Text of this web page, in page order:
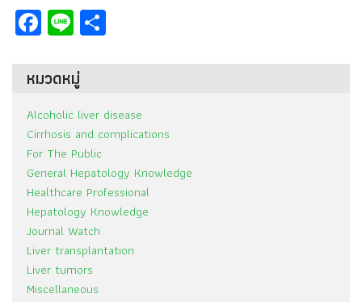
Facebook
Line
หมวดหมู่
Alcoholic liver disease
Cirrhosis and complications
For The Public
General Hepatology Knowledge
Healthcare Professional
Hepatology Knowledge
Journal Watch
Liver transplantation
Liver tumors
Miscellaneous